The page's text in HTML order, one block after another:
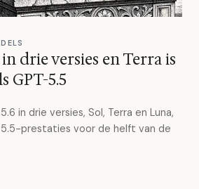
drie versies en Terra is
GPT-5.5
in drie versies, Sol, Terra en Luna,
prestaties voor de helft van de